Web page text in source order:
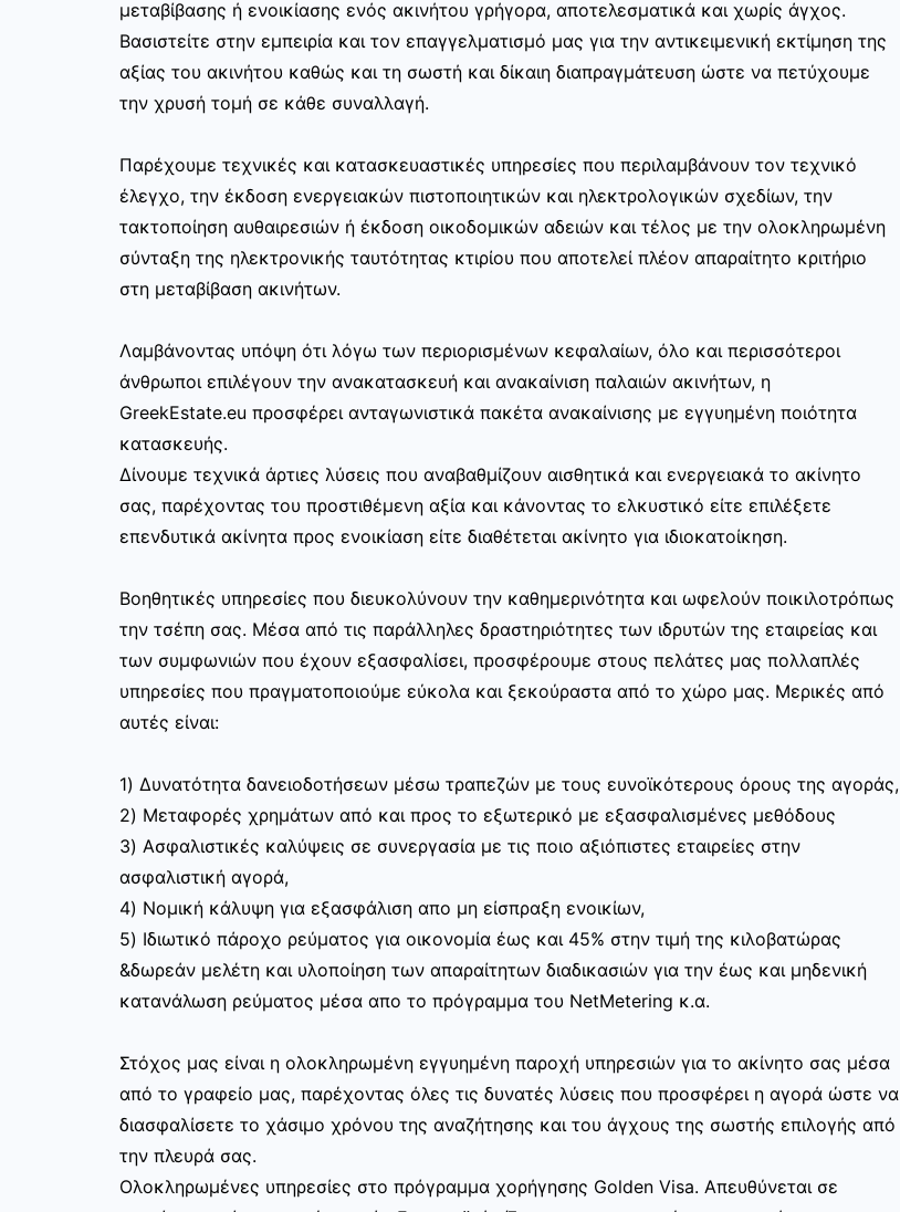
μεταβίβασης ή ενοικίασης ενός ακινήτου γρήγορα, αποτελεσματικά και χωρίς άγχος.
Βασιστείτε στην εμπειρία και τον επαγγελματισμό μας για την αντικειμενική εκτίμηση της
αξίας του ακινήτου καθώς και τη σωστή και δίκαιη διαπραγμάτευση ώστε να πετύχουμε
την χρυσή τομή σε κάθε συναλλαγή.
Παρέχουμε τεχνικές και κατασκευαστικές υπηρεσίες που περιλαμβάνουν τον τεχνικό
έλεγχο, την έκδοση ενεργειακών πιστοποιητικών και ηλεκτρολογικών σχεδίων, την
τακτοποίηση αυθαιρεσιών ή έκδοση οικοδομικών αδειών και τέλος με την ολοκληρωμένη
σύνταξη της ηλεκτρονικής ταυτότητας κτιρίου που αποτελεί πλέον απαραίτητο κριτήριο
στη μεταβίβαση ακινήτων.
Λαμβάνοντας υπόψη ότι λόγω των περιορισμένων κεφαλαίων, όλο και περισσότεροι
άνθρωποι επιλέγουν την ανακατασκευή και ανακαίνιση παλαιών ακινήτων, η
GreekEstate.eu προσφέρει ανταγωνιστικά πακέτα ανακαίνισης με εγγυημένη ποιότητα
κατασκευής.
Δίνουμε τεχνικά άρτιες λύσεις που αναβαθμίζουν αισθητικά και ενεργειακά το ακίνητο
σας, παρέχοντας του προστιθέμενη αξία και κάνοντας το ελκυστικό είτε επιλέξετε
επενδυτικά ακίνητα προς ενοικίαση είτε διαθέτεται ακίνητο για ιδιοκατοίκηση.
Βοηθητικές υπηρεσίες που διευκολύνουν την καθημερινότητα και ωφελούν ποικιλοτρόπως
την τσέπη σας. Μέσα από τις παράλληλες δραστηριότητες των ιδρυτών της εταιρείας και
των συμφωνιών που έχουν εξασφαλίσει, προσφέρουμε στους πελάτες μας πολλαπλές
υπηρεσίες που πραγματοποιούμε εύκολα και ξεκούραστα από το χώρο μας. Μερικές από
αυτές είναι:
1) Δυνατότητα δανειοδοτήσεων μέσω τραπεζών με τους ευνοϊκότερους όρους της αγοράς,
2) Μεταφορές χρημάτων από και προς το εξωτερικό με εξασφαλισμένες μεθόδους
3) Ασφαλιστικές καλύψεις σε συνεργασία με τις ποιο αξιόπιστες εταιρείες στην
ασφαλιστική αγορά,
4) Νομική κάλυψη για εξασφάλιση απο μη είσπραξη ενοικίων,
5) Ιδιωτικό πάροχο ρεύματος για οικονομία έως και 45% στην τιμή της κιλοβατώρας
&δωρεάν μελέτη και υλοποίηση των απαραίτητων διαδικασιών για την έως και μηδενική
κατανάλωση ρεύματος μέσα απο το πρόγραμμα του NetMetering κ.α.
Στόχος μας είναι η ολοκληρωμένη εγγυημένη παροχή υπηρεσιών για το ακίνητο σας μέσα
από το γραφείο μας, παρέχοντας όλες τις δυνατές λύσεις που προσφέρει η αγορά ώστε να
διασφαλίσετε το χάσιμο χρόνου της αναζήτησης και του άγχους της σωστής επιλογής από
την πλευρά σας.
Ολοκληρωμένες υπηρεσίες στο πρόγραμμα χορήγησης Golden Visa. Απευθύνεται σε